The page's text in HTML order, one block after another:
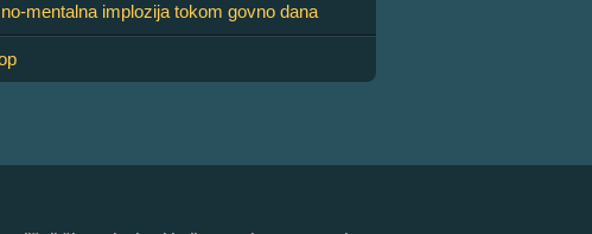
mentalna implozija tokom govno dana